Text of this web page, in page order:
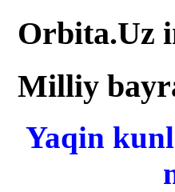
Orbita.Uz
Milliy
Yaqin